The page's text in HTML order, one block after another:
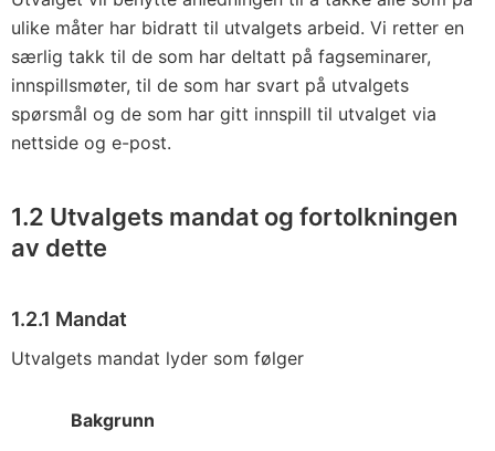
ulike måter har bidratt til utvalgets arbeid. Vi retter en
særlig takk til de som har deltatt på fagseminarer,
innspillsmøter, til de som har svart på utvalgets
spørsmål og de som har gitt innspill til utvalget via
nettside og e-post.
1.2 Utvalgets mandat og fortolkningen
av dette
1.2.1 Mandat
Utvalgets mandat lyder som følger
Bakgrunn